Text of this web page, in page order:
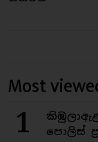
Most
1
පොලිස්